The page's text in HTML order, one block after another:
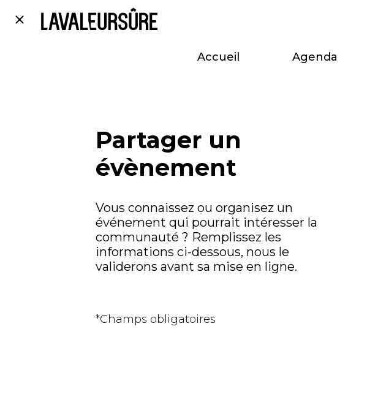
Accueil Agenda
Partager un
évènement
Vous connaissez ou organisez un
événement qui pourrait intéresser la
communauté ? Remplissez les
informations ci-dessous, nous le
validerons avant sa mise en ligne.
*Champs obligatoires